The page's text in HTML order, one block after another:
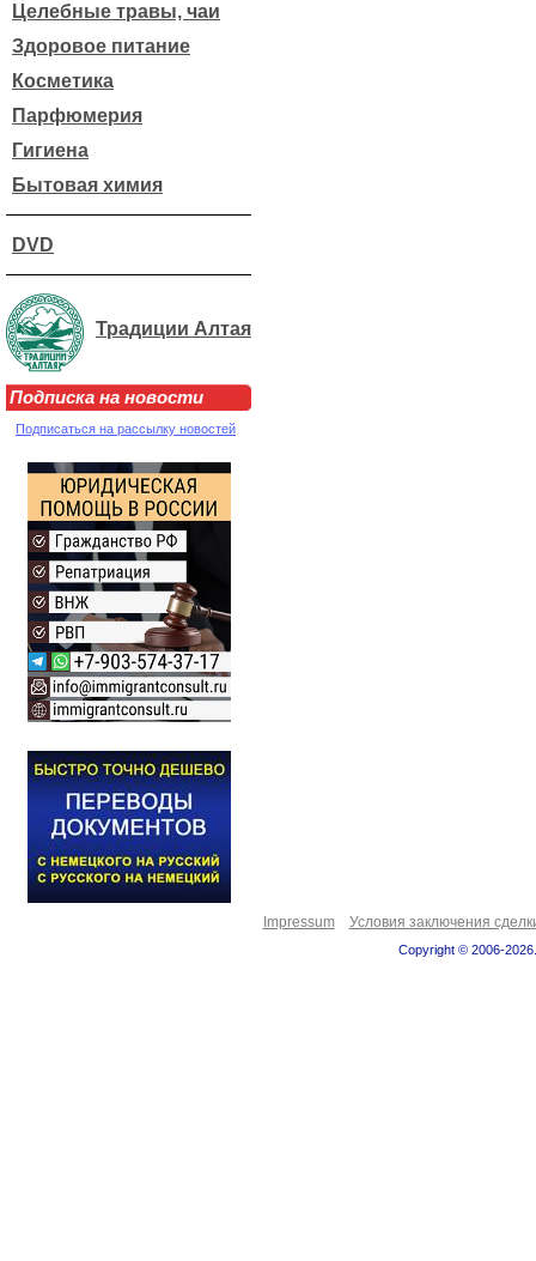
Целебные травы, чаи
Здоровое питание
Косметика
Парфюмерия
Гигиена
Бытовая химия
DVD
Традиции Алтая
Подписка на новости
Подписаться на рассылку новостей
Impressum Условия заключения
Copyright © 2006-